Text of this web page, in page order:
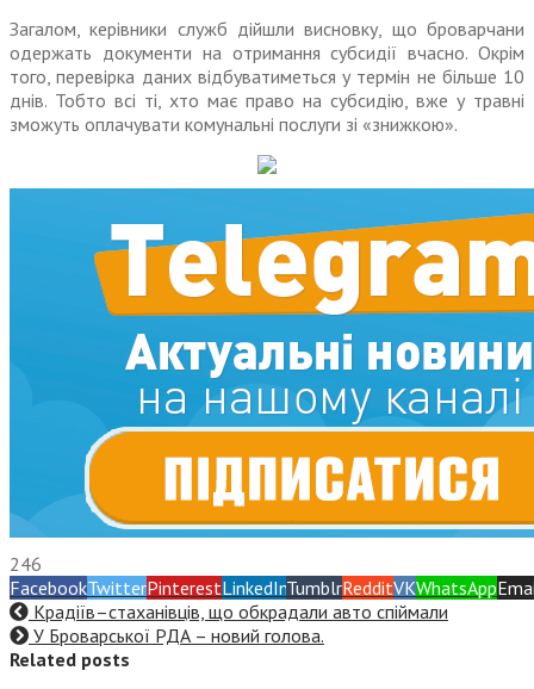
Загалом, керівники служб дійшли висновку, що броварчани
одержать документи на отримання субсидії вчасно. Окрім
того, перевірка даних відбуватиметься у термін не більше 10
днів. Тобто всі ті, хто має право на субсидію, вже у травні
зможуть оплачувати комунальні послуги зі «знижкою».
246
FacebookTwitterPinterestLinkedInTumblrRedditVKWhatsApp
Крадіїв–стаханівців, що обкрадали авто спіймали
У Броварської РДА – новий голова.
Related posts